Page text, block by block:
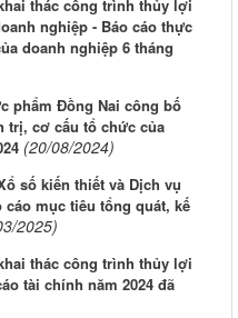
thác công trình thủy lợi
nghiệp - Báo cáo thực
doanh nghiệp 6 tháng
phẩm Đồng Nai công bố
trị, cơ cấu tổ chức của
(20/08/2024)
số kiến thiết và Dịch vụ
mục tiêu tổng quát, kế
2025)
thác công trình thủy lợi
tài chính năm 2024 đã